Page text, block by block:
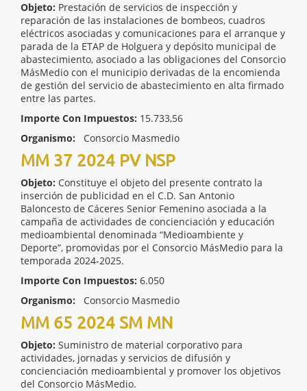
Objeto: Prestación de servicios de inspección y
reparación de las instalaciones de bombeos, cuadros
eléctricos asociadas y comunicaciones para el arranque y
parada de la ETAP de Holguera y depósito municipal de
abastecimiento, asociado a las obligaciones del Consorcio
MásMedio con el municipio derivadas de la encomienda
de gestión del servicio de abastecimiento en alta firmado
entre las partes.
Importe Con Impuestos: 15.733,56
Organismo:
Consorcio Masmedio
MM 37 2024 PV NSP
Objeto: Constituye el objeto del presente contrato la
inserción de publicidad en el C.D. San Antonio
Baloncesto de Cáceres Senior Femenino asociada a la
campaña de actividades de concienciación y educación
medioambiental denominada “Medioambiente y
Deporte”, promovidas por el Consorcio MásMedio para la
temporada 2024-2025.
Importe Con Impuestos: 6.050
Organismo:
Consorcio Masmedio
MM 65 2024 SM MN
Objeto: Suministro de material corporativo para
actividades, jornadas y servicios de difusión y
concienciación medioambiental y promover los objetivos
del Consorcio MásMedio.